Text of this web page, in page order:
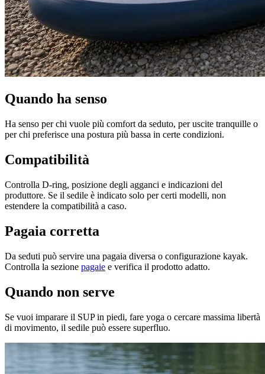
Quando ha senso
Ha senso per chi vuole più comfort da seduto, per uscite tranquille o
per chi preferisce una postura più bassa in certe condizioni.
Compatibilità
Controlla D-ring, posizione degli agganci e indicazioni del
produttore. Se il sedile è indicato solo per certi modelli, non
estendere la compatibilità a caso.
Pagaia corretta
Da seduti può servire una pagaia diversa o configurazione kayak.
Controlla la sezione pagaie e verifica il prodotto adatto.
Quando non serve
Se vuoi imparare il SUP in piedi, fare yoga o cercare massima libertà
di movimento, il sedile può essere superfluo.